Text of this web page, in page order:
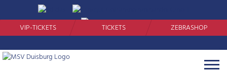
VIP-TICKETS TICKETS ZEBRASHOP